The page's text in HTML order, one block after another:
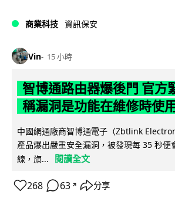
商業科技 資訊保安
Vin 15 小時
智博通路由器爆後門 官方
稱漏洞是功能在維修時使用
中國網通廠商智博通電子（Zbtlink
產品爆出嚴重安全漏洞，被發現每 35 秒便
線，旗...
閱讀全文
268 63 ↗ 分享